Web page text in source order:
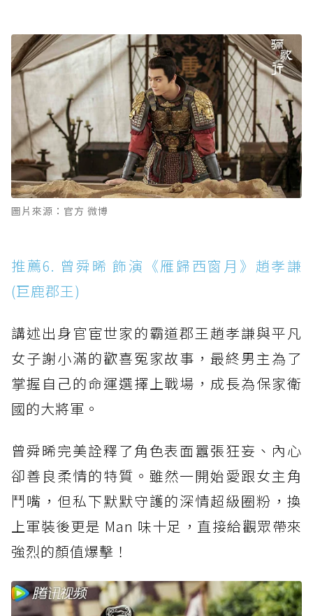
圖片來源：官方 微博
推薦6. 曾舜晞 飾演《雁歸西窗月》趙孝謙
(巨鹿郡王)
講述出身官宦世家的霸道郡王趙孝謙與平凡
女子謝小滿的歡喜冤家故事，最終男主為了
掌握自己的命運選擇上戰場，成長為保家衛
國的大將軍。
曾舜晞完美詮釋了角色表面囂張狂妄、內心
卻善良柔情的特質。雖然一開始愛跟女主角
鬥嘴，但私下默默守護的深情超級圈粉，換
上軍裝後更是 Man 味十足，直接給觀眾帶來
強烈的顏值爆擊！